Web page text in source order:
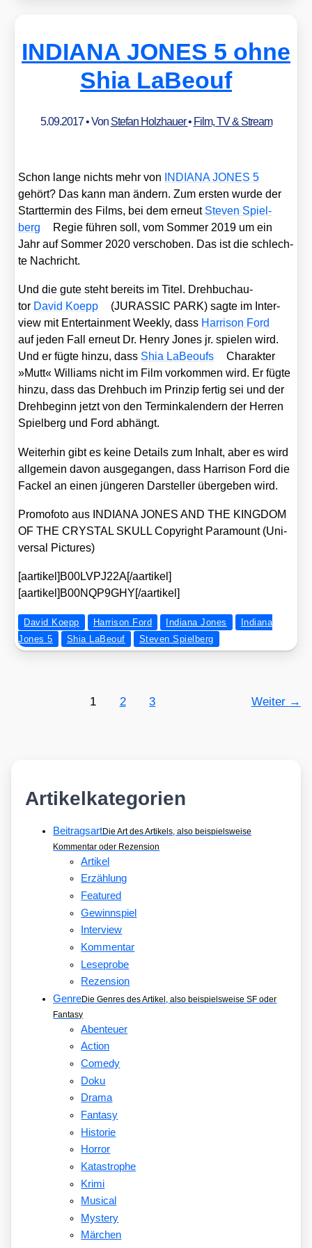
INDIANA JONES 5 ohne
Shia LaBeouf
5.09.2017• Von Stefan Holzhauer• Film, TV & Stream
Schon lan­ge nichts mehr von
INDIANA JONES 5
gehört? Das kann man ändern. Zum ers­ten wur­de der
Start­ter­min des Films, bei dem erneut Ste­ven Spiel­
berg
Regie füh­ren soll, vom Som­mer 2019 um ein
Jahr auf Som­mer 2020 ver­scho­ben. Das ist die schlech­
te Nach­richt.
Und die gute steht bereits im Titel. Dreh­buch­au­
tor David Koepp
(JURASSIC PARK) sag­te im Inter­
view mit Enter­tain­ment Weekly, dass Har­ri­son Ford
auf jeden Fall erneut Dr. Hen­ry Jones jr. spie­len wird.
Und er füg­te hin­zu, dass Shia LaBe­oufs
Cha­rak­ter
»Mutt« Wil­liams nicht im Film vor­kom­men wird. Er füg­te
hin­zu, dass das Dreh­buch im Prin­zip fer­tig sei und der
Dreh­be­ginn jetzt von den Ter­min­ka­len­dern der Her­ren
Spiel­berg und Ford abhängt.
Wei­ter­hin gibt es kei­ne Details zum Inhalt, aber es wird
all­ge­mein davon aus­ge­gan­gen, dass Har­ri­son Ford die
Fackel an einen jün­ge­ren Dar­stel­ler über­ge­ben wird.
Pro­mo­fo­to aus INDIANA JONES AND THE KINGDOM
OF THE CRYSTAL SKULL Copy­right Para­mount (Uni­
ver­sal Pic­tures)
[aartikel]B00LVPJ22A[/aartikel]
[aartikel]B00NQP9GHY[/aartikel]
David Koepp Harrison Ford Indiana Jones
Indiana
Jones 5
Shia LaBeouf Steven Spielberg
1 2 3 Weiter →
Artikelkategorien
BeitragsartDie Art des Artikels, also beispielsweise
Kommentar oder Rezension
Artikel
Erzählung
Featured
Gewinnspiel
Interview
Kommentar
Leseprobe
Rezension
GenreDie Genres des Artikel, also beispielsweise SF oder
Fantasy
Abenteuer
Action
Comedy
Doku
Drama
Fantasy
Historie
Horror
Katastrophe
Krimi
Musical
Mystery
Märchen